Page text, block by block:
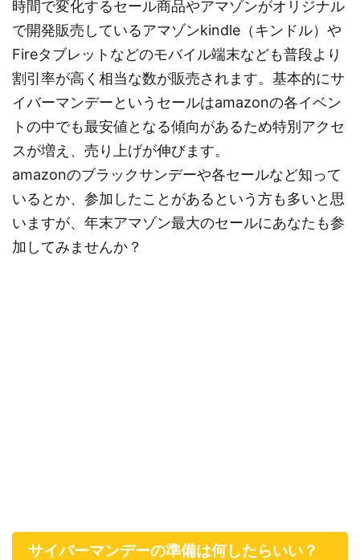
時間で変化するセール商品やアマゾンがオリジナル
で開発販売しているアマゾンkindle（キンドル）や
Fireタブレットなどのモバイル端末なども普段より
割引率が高く相当な数が販売されます。基本的にサ
イバーマンデーというセールはamazonの各イベン
トの中でも最安値となる傾向があるため特別アクセ
スが増え、売り上げが伸びます。
amazonのブラックサンデーや各セールなど知って
いるとか、参加したことがあるという方も多いと思
いますが、年末アマゾン最大のセールにあなたも参
加してみませんか？
サイバーマンデーの準備は何したらいい？